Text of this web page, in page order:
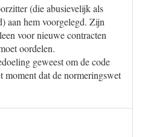
(die abusievelijk als
aan hem voorgelegd. Zijn
voor nieuwe contracten
oordelen.
geweest om de code
moment dat de normeringswet